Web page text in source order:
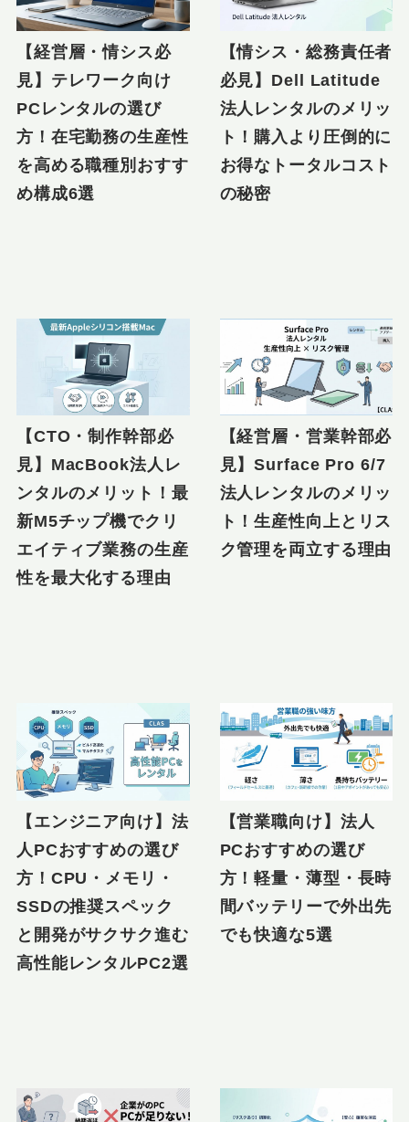
【経営層・情シス必
見】テレワーク向け
PCレンタルの選び
方！在宅勤務の生産性
を高める職種別おすす
め構成6選
【情シス・総務責任者
必見】Dell Latitude
法人レンタルのメリッ
ト！購入より圧倒的に
お得なトータルコスト
の秘密
【CTO・制作幹部必
見】MacBook法人レ
ンタルのメリット！最
新M5チップ機でクリ
エイティブ業務の生産
性を最大化する理由
【経営層・営業幹部必
見】Surface Pro 6/7
法人レンタルのメリッ
ト！生産性向上とリス
ク管理を両立する理由
【エンジニア向け】法
人PCおすすめの選び
方！CPU・メモリ・
SSDの推奨スペック
と開発がサクサク進む
高性能レンタルPC2選
【営業職向け】法人
PCおすすめの選び
方！軽量・薄型・長時
間バッテリーで外出先
でも快適な5選